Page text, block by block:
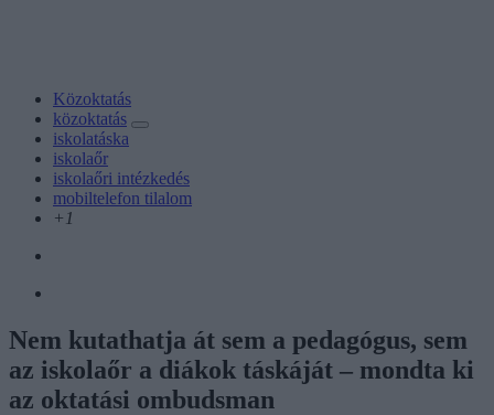
Közoktatás
közoktatás
iskolatáska
iskolaőr
iskolaőri intézkedés
mobiltelefon tilalom
+1
Nem kutathatja át sem a pedagógus, sem
az iskolaőr a diákok táskáját – mondta ki
az oktatási ombudsman